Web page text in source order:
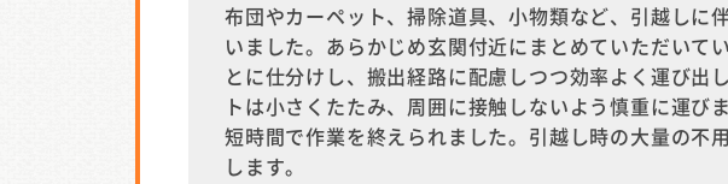
布団やカーペット、掃除道具、小物類など、引越しに
いました。あらかじめ玄関付近にまとめていただいて
とに仕分けし、搬出経路に配慮しつつ効率よく運び出
トは小さくたたみ、周囲に接触しないよう慎重に運び
短時間で作業を終えられました。引越し時の大量の不
します。